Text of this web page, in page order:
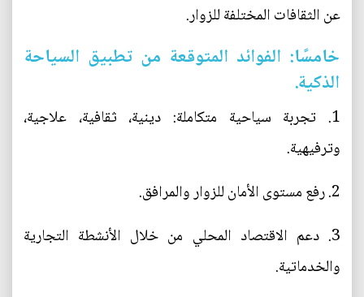
عن الثقافات المختلفة للزوار.
خامسًا: الفوائد المتوقعة من تطبيق السياحة
الذكية.
1. تجربة سياحية متكاملة: دينية، ثقافية، علاجية،
وترفيهية.
2. رفع مستوى الأمان للزوار والمرافق.
3. دعم الاقتصاد المحلي من خلال الأنشطة التجارية
والخدماتية.